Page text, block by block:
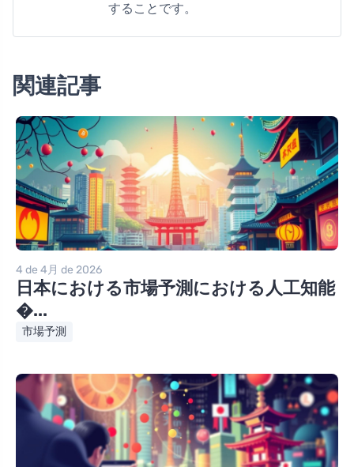
することです。
関連記事
4 de 4月 de 2026
日本における市場予測における人工知能
�...
市場予測